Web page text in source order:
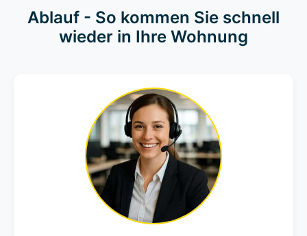
Ablauf - So kommen Sie schnell
wieder in Ihre Wohnung